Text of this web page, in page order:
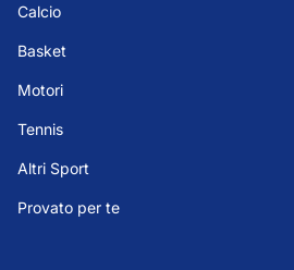
Calcio
Basket
Motori
Tennis
Altri Sport
Provato per te